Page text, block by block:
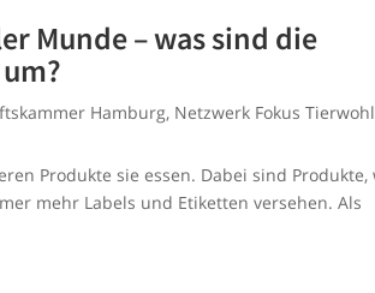
Munde – was sind die
Hamburg, Netzwerk Fokus Tierwohl
Produkte sie essen. Dabei sind Produkte,
mehr Labels und Etiketten versehen. Als